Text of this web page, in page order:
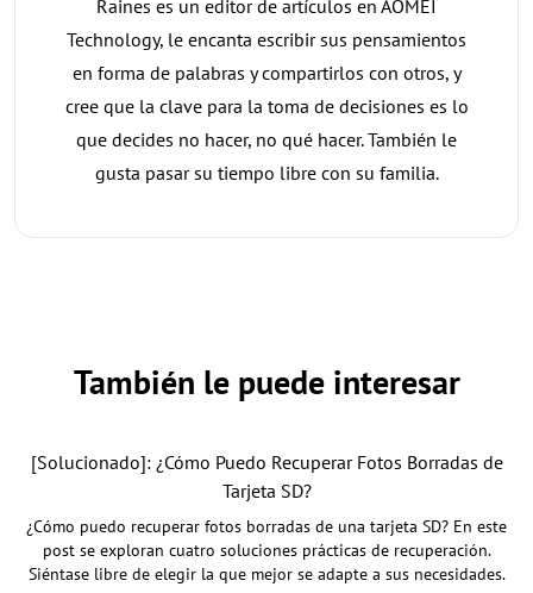
Raines es un editor de artículos en AOMEI
Technology, le encanta escribir sus pensamientos
en forma de palabras y compartirlos con otros, y
cree que la clave para la toma de decisiones es lo
que decides no hacer, no qué hacer. También le
gusta pasar su tiempo libre con su familia.
También le puede interesar
[Solucionado]: ¿Cómo Puedo Recuperar Fotos Borradas de
Tarjeta SD?
¿Cómo puedo recuperar fotos borradas de una tarjeta SD? En este
post se exploran cuatro soluciones prácticas de recuperación.
Siéntase libre de elegir la que mejor se adapte a sus necesidades.